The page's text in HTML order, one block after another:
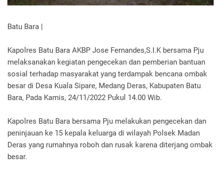
Batu Bara |
Kapolres Batu Bara AKBP Jose Fernandes,S.I.K bersama Pju
melaksanakan kegiatan pengecekan dan pemberian bantuan
sosial terhadap masyarakat yang terdampak bencana ombak
besar di Desa Kuala Sipare, Medang Deras, Kabupaten Batu
Bara, Pada Kamis, 24/11/2022 Pukul 14.00 Wib.
Kapolres Batu Bara bersama Pju melakukan pengecekan dan
peninjauan ke 15 kepala keluarga di wilayah Polsek Madan
Deras yang rumahnya roboh dan rusak karena diterjang ombak
besar.